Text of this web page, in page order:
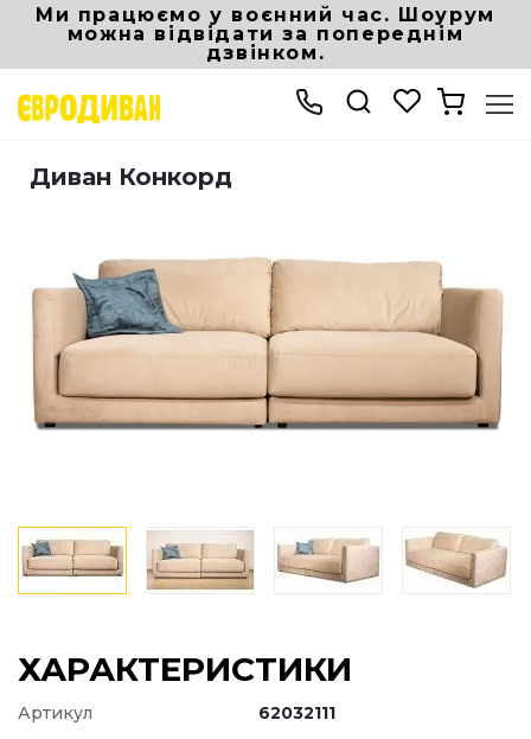
Ми працюємо у воєнний час. Шоурум
можна відвідати за попереднім
дзвінком.
Інтернет магазин Eurodivan
Диван Конкорд
ХАРАКТЕРИСТИКИ
Артикул 62032111